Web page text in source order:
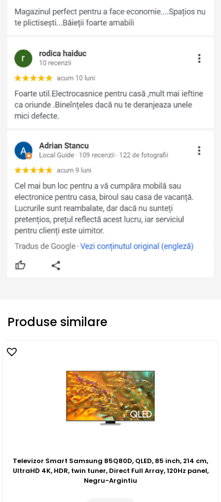
Produse similare
Televizor Smart Samsung 85Q80D, QLED, 85 inch, 214 cm,
UltraHD 4K, HDR, twin tuner, Direct Full Array, 120Hz panel,
Negru-Argintiu